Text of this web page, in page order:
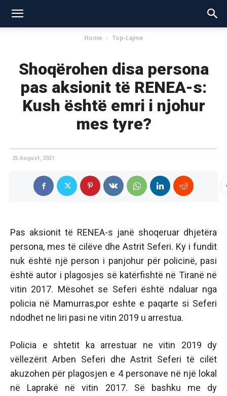
Home Top-Lajme
Shoqërohen disa persona
pas aksionit të RENEA-s:
Kush është emri i njohur
mes tyre?
25 August, 2021
Pas aksionit të RENEA-s janë shoqeruar dhjetëra
persona, mes të cilëve dhe Astrit Seferi. Ky i fundit
nuk është një person i panjohur për policinë, pasi
është autor i plagosjes së katërfishtë në Tiranë në
vitin 2017. Mësohet se Seferi është ndaluar nga
policia në Mamurras,por eshte e paqarte si Seferi
ndodhet ne liri pasi ne vitin 2019 u arrestua.
Policia e shtetit ka arrestuar ne vitin 2019 dy
vëllezërit Arben Seferi dhe Astrit Seferi të cilët
akuzohen për plagosjen e 4 personave në një lokal
në Laprakë në vitin 2017. Së bashku me dy